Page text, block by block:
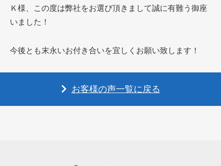
Ｋ様、この度は弊社をお選び頂きまして誠に有難う御座
いました！
今後とも末永いお付き合いを宜しくお願い致します！
お客様の声一覧に戻る